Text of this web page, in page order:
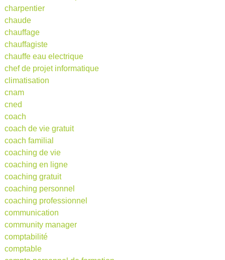
charpentier
chaude
chauffage
chauffagiste
chauffe eau electrique
chef de projet informatique
climatisation
cnam
cned
coach
coach de vie gratuit
coach familial
coaching de vie
coaching en ligne
coaching gratuit
coaching personnel
coaching professionnel
communication
community manager
comptabilité
comptable